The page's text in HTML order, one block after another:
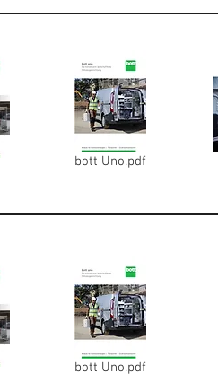
bott Uno.pdf
bott Uno.pdf